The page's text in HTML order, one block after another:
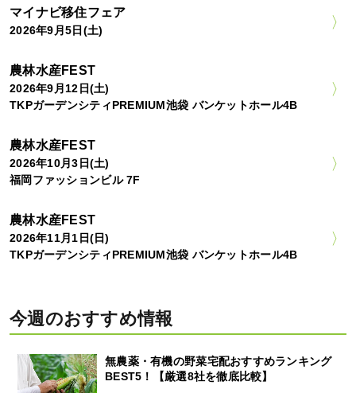
マイナビ移住フェア
2026年9月5日(土)
農林水産FEST
2026年9月12日(土)
TKPガーデンシティPREMIUM池袋 バンケットホール4B
農林水産FEST
2026年10月3日(土)
福岡ファッションビル 7F
農林水産FEST
2026年11月1日(日)
TKPガーデンシティPREMIUM池袋 バンケットホール4B
今週のおすすめ情報
無農薬・有機の野菜宅配おすすめランキング
BEST5！【厳選8社を徹底比較】